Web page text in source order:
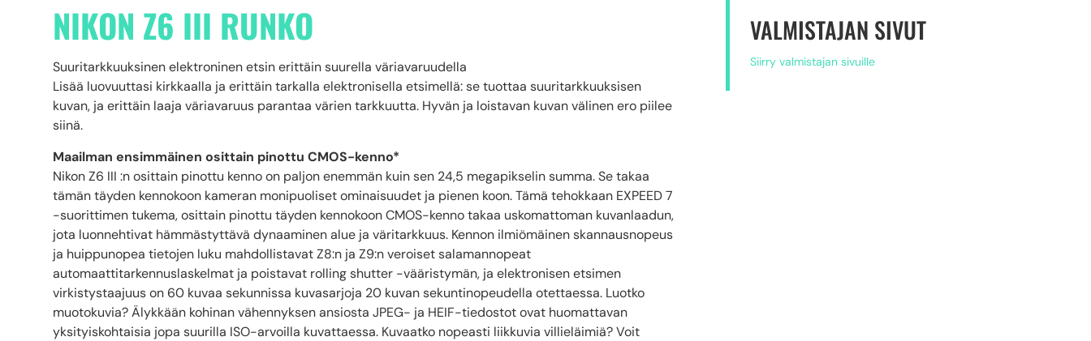
NIKON Z6 III RUNKO
Suuritarkkuuksinen elektroninen etsin erittäin suurella väriavaruudella
Lisää luovuuttasi kirkkaalla ja erittäin tarkalla elektronisella etsimellä: se tuottaa suuritarkkuuksisen
kuvan, ja erittäin laaja väriavaruus parantaa värien tarkkuutta. Hyvän ja loistavan kuvan välinen ero piilee
siinä.
Maailman ensimmäinen osittain pinottu CMOS-kenno*
Nikon Z6 III :n osittain pinottu kenno on paljon enemmän kuin sen 24,5 megapikselin summa. Se takaa
tämän täyden kennokoon kameran monipuoliset ominaisuudet ja pienen koon. Tämä tehokkaan EXPEED 7
-suorittimen tukema, osittain pinottu täyden kennokoon CMOS-kenno takaa uskomattoman kuvanlaadun,
jota luonnehtivat hämmästyttävä dynaaminen alue ja väritarkkuus. Kennon ilmiömäinen skannausnopeus
ja huippunopea tietojen luku mahdollistavat Z8:n ja Z9:n veroiset salamannopeat
automaattitarkennuslaskelmat ja poistavat rolling shutter -vääristymän, ja elektronisen etsimen
virkistystaajuus on 60 kuvaa sekunnissa kuvasarjoja 20 kuvan sekuntinopeudella otettaessa. Luotko
muotokuvia? Älykkään kohinan vähennyksen ansiosta JPEG- ja HEIF-tiedostot ovat huomattavan
yksityiskohtaisia jopa suurilla ISO-arvoilla kuvattaessa. Kuvaatko nopeasti liikkuvia villieläimiä? Voit
VALMISTAJAN SIVUT
Siirry valmistajan sivuille